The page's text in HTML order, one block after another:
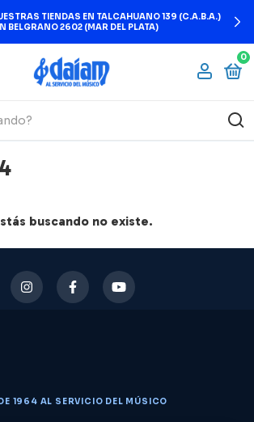
TIENDAS EN TALCAHUANO 139 (C.A.B.A.)
BELGRANO 2602 (MAR DEL PLATA)
0
buscando no existe.
1964 AL SERVICIO DEL MÚSICO